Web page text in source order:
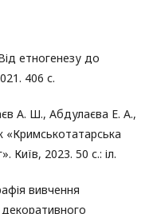
етногенезу до
406 с.
А. Ш., Абдулаєва Е. А.,
Київ, 2023. 50 с.: іл.
вивчення